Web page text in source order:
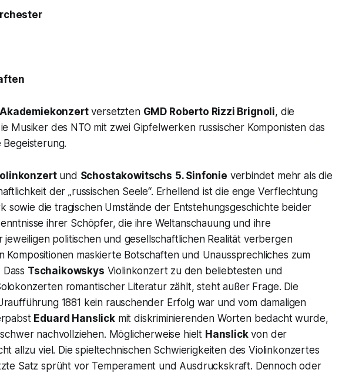
versetzten GMD Roberto Rizzi Brignoli, die
Musiker des NTO mit zwei Gipfelwerken russischer Komponisten das
Begeisterung.
und Schostakowitschs 5. Sinfonie verbindet mehr als die
der „russischen Seele“. Erhellend ist die enge Verflechtung
sowie die tragischen Umstände der Entstehungsgeschichte beider
ihrer Schöpfer, die ihre Weltanschauung und ihre
jeweiligen politischen und gesellschaftlichen Realität verbergen
Kompositionen maskierte Botschaften und Unaussprechliches zum
Tschaikowskys Violinkonzert zu den beliebtesten und
romantischer Literatur zählt, steht außer Frage. Die
1881 kein rauschender Erfolg war und vom damaligen
Eduard Hanslickmit diskriminierenden Worten bedacht wurde,
nachvollziehen. Möglicherweise hielt Hanslickvon der
allzu viel. Die spieltechnischen Schwierigkeiten des Violinkonzertes
Satz sprüht vor Temperament und Ausdruckskraft. Dennoch oder